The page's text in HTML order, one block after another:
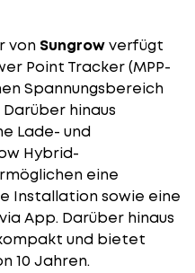
von Sungrowverfügt
Point Tracker (MPP-
Spannungsbereich
Darüber hinaus
Lade- und
Hybrid-
eine
Installation sowie eine
App. Darüber hinaus
und bietet
10 Jahren.